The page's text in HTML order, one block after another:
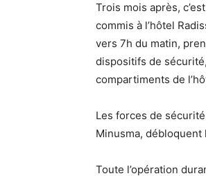
Trois mois après,
commis à l’hôtel
vers 7h du matin,
dispositifs de
compartiments de
Les forces de
Minusma, débloquent
Toute l’opération